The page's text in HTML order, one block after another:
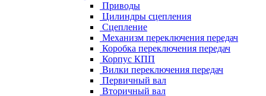
Приводы
Цилиндры сцепления
Сцепление
Механизм переключения передач
Коробка переключения передач
Корпус КПП
Вилки переключения передач
Первичный вал
Вторичный вал